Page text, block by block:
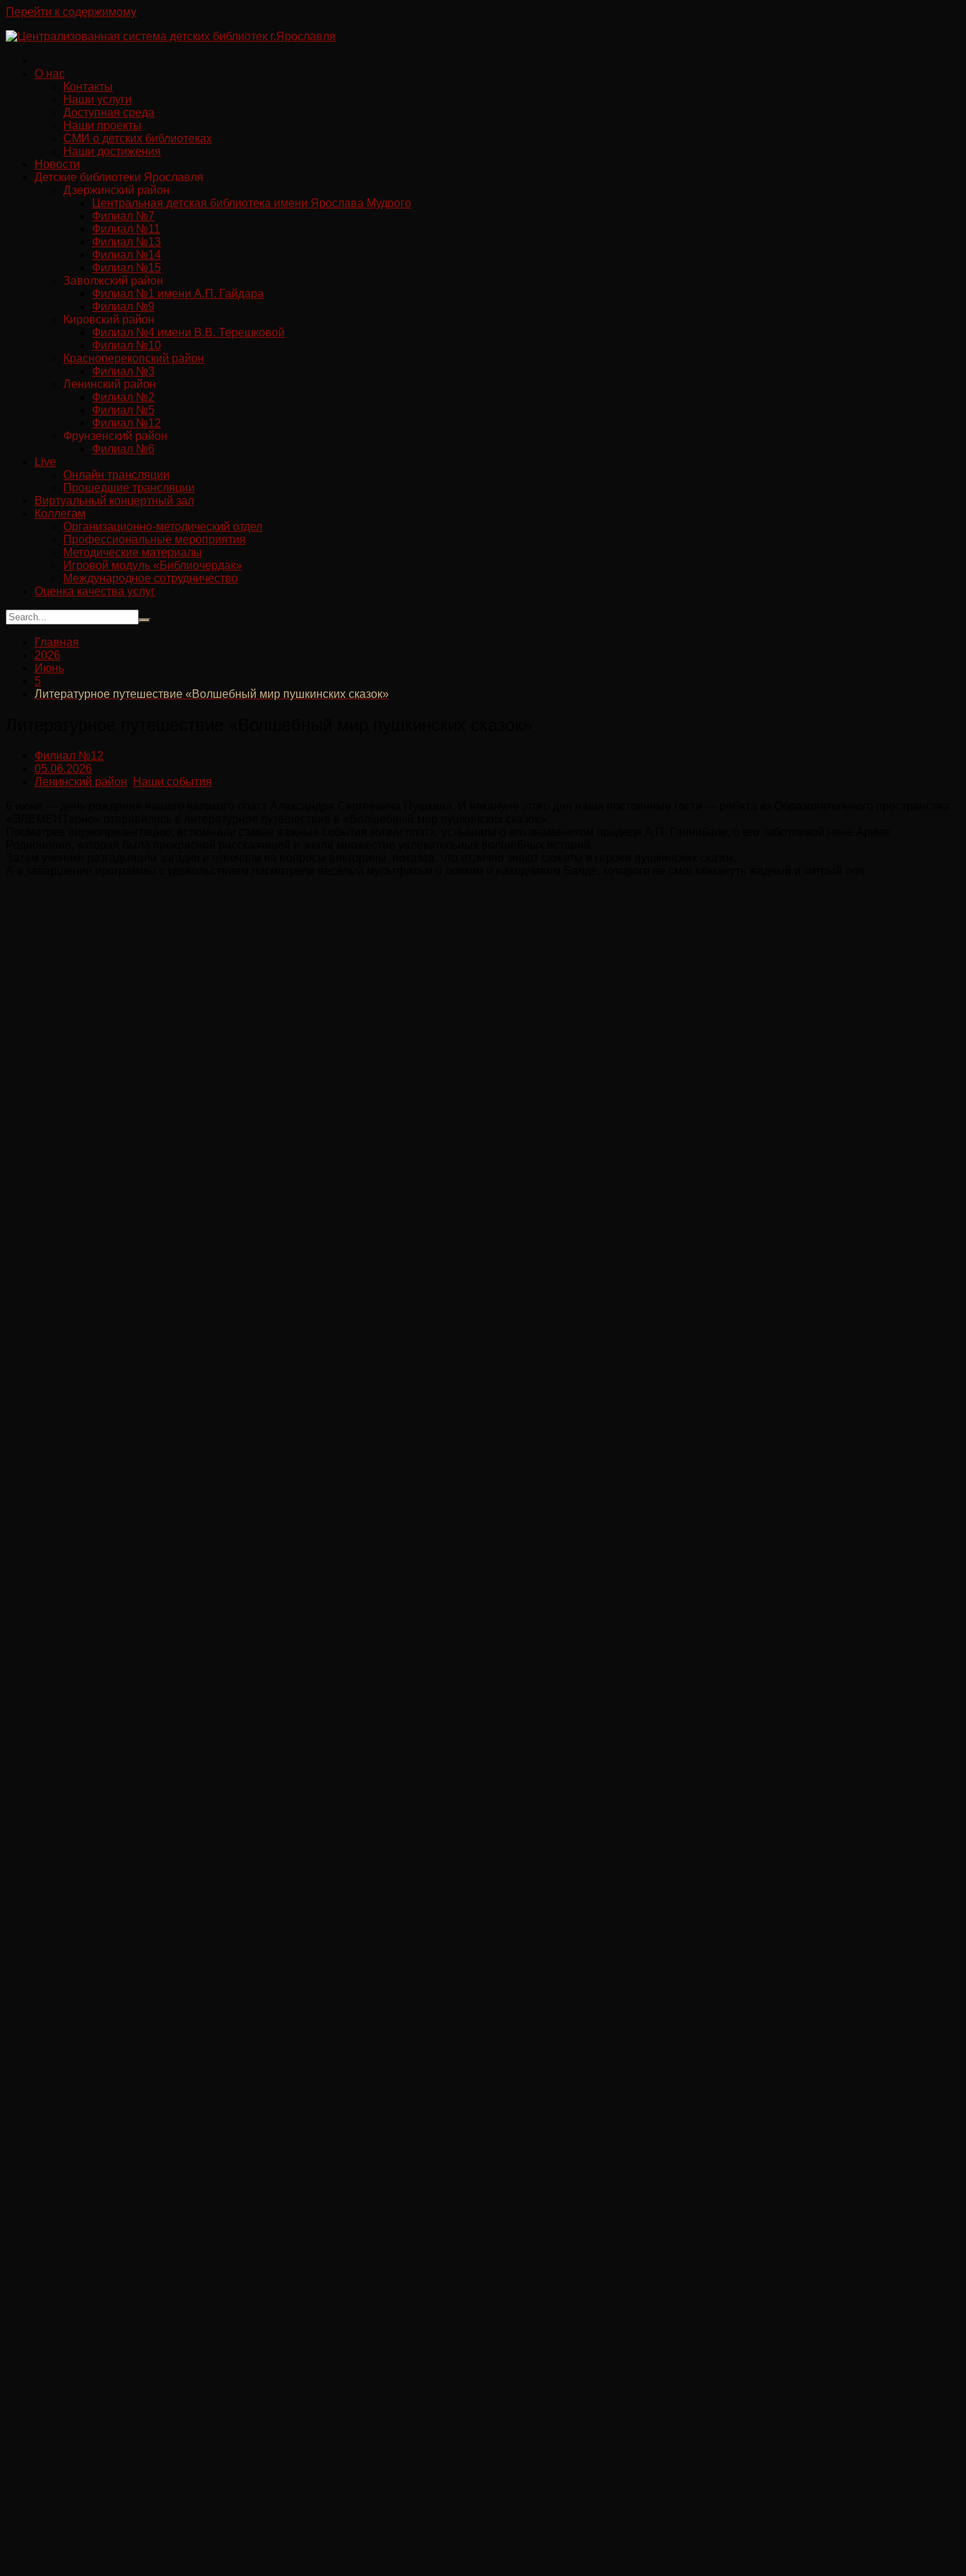
Перейти к содержимому
О нас
Контакты
Наши услуги
Доступная среда
Наши проекты
СМИ о детских библиотеках
Наши достижения
Новости
Детские библиотеки Ярославля
Дзержинский район
Центральная детская библиотека имени Ярослава Мудрого
Филиал №7
Филиал №11
Филиал №13
Филиал №14
Филиал №15
Заволжский район
Филиал №1 имени А.П. Гайдара
Филиал №9
Кировский район
Филиал №4 имени В.В. Терешковой
Филиал №10
Красноперекопский район
Филиал №3
Ленинский район
Филиал №2
Филиал №5
Филиал №12
Фрунзенский район
Филиал №6
Live
Онлайн трансляции
Прошедшие трансляции
Виртуальный концертный зал
Коллегам
Организационно-методический отдел
Профессиональные мероприятия
Методические материалы
Игровой модуль «Библиочердак»
Международное сотрудничество
Оценка качества услуг
Главная
2026
Июнь
5
Литературное путешествие «Волшебный мир пушкинских сказок»
Филиал №12
05.06.2026
Ленинский район
Наши события